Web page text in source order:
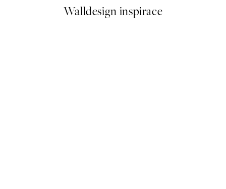
Walldesign inspirace